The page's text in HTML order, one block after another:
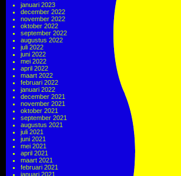
januari 2023
december 2022
november 2022
oktober 2022
september 2022
augustus 2022
juli 2022
juni 2022
mei 2022
april 2022
maart 2022
februari 2022
januari 2022
december 2021
november 2021
oktober 2021
september 2021
augustus 2021
juli 2021
juni 2021
mei 2021
april 2021
maart 2021
februari 2021
januari 2021